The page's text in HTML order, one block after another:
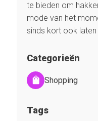
te bieden om
mode van het
sinds kort ook
Categorieën
Shopping
Tags